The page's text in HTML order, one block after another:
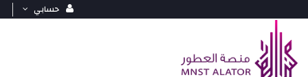
حسابي